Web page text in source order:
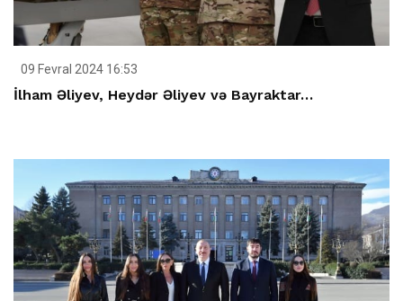
09 Fevral 2024 16:53
İlham Əliyev, Heydər Əliyev və Bayraktar…